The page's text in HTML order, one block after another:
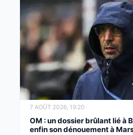
7 AOÛT 2026, 19:20
OM : un dossier brûlant lié à
enfin son dénouement à